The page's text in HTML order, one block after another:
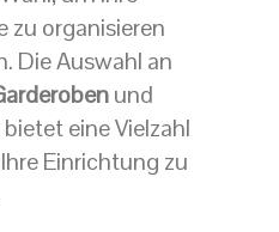
zu organisieren
Die Auswahl an
und
bietet eine Vielzahl
Einrichtung zu